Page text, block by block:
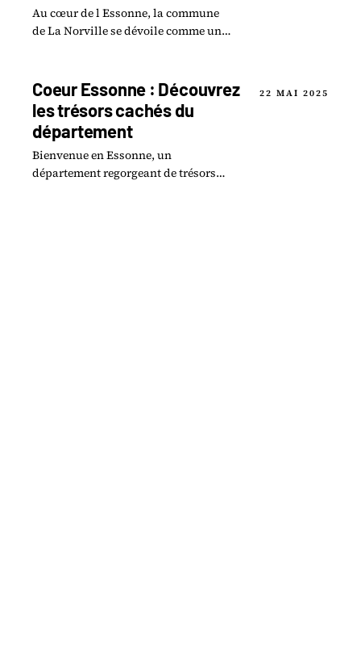
Au cœur de l Essonne, la commune
de La Norville se dévoile comme un
Coeur Essonne : Découvrez
les trésors cachés du
département
Bienvenue en Essonne, un
département regorgeant de trésors
22 MAI 2025